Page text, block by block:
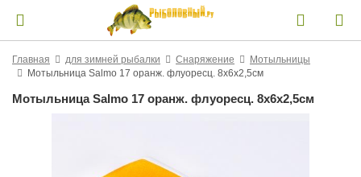
Главная для зимней рыбалки Снаряжение
Мотыльницы
Мотыльница Salmo 17 оранж. флуоресц. 8x6x2,5см
Мотыльница Salmo 17 оранж. флуоресц. 8x6x2,5см